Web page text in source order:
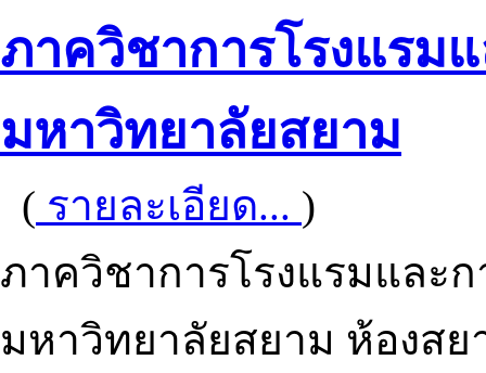
ภาควิชาการโรงแรม
มหาวิทยาลัยสยาม
( รายละเอียด... )
ภาควิชาการโรงแรมและ
มหาวิทยาลัยสยาม ห้องส